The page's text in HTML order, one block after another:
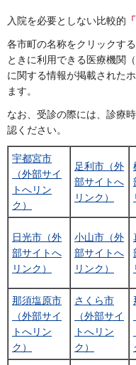
入院を必要としない比較的
各市町の名称をクリックす
ときに利用できる医療機関
に関する情報が掲載された
ます。
なお、受診の際には、診療
認ください。
宇都宮市
（外部サイ
トへリン
ク）
足利市（外
部サイトへ
リンク）
日光市（外
部サイトへ
リンク）
小山市（外
部サイトへ
リンク）
那須塩原市
（外部サイ
トへリン
ク）
さくら市
（外部サイ
トへリン
ク）